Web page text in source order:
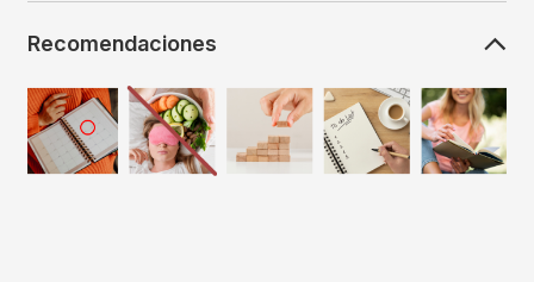
Recomendaciones
Imagen